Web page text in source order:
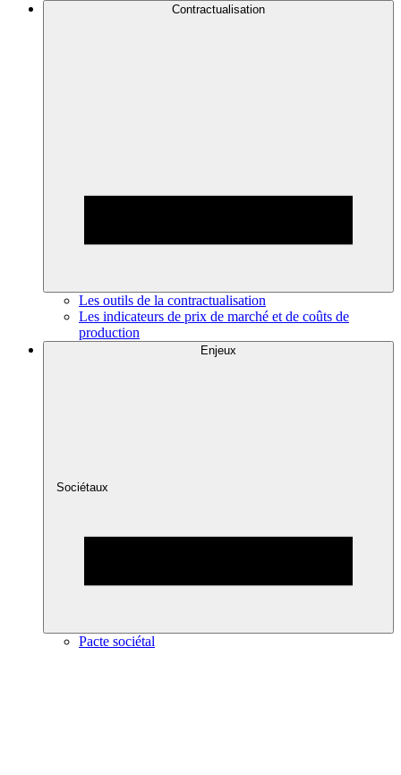
Contractualisation
Les outils de la contractualisation
Les indicateurs de prix de marché et de coûts de
production
Enjeux
Sociétaux
Pacte sociétal